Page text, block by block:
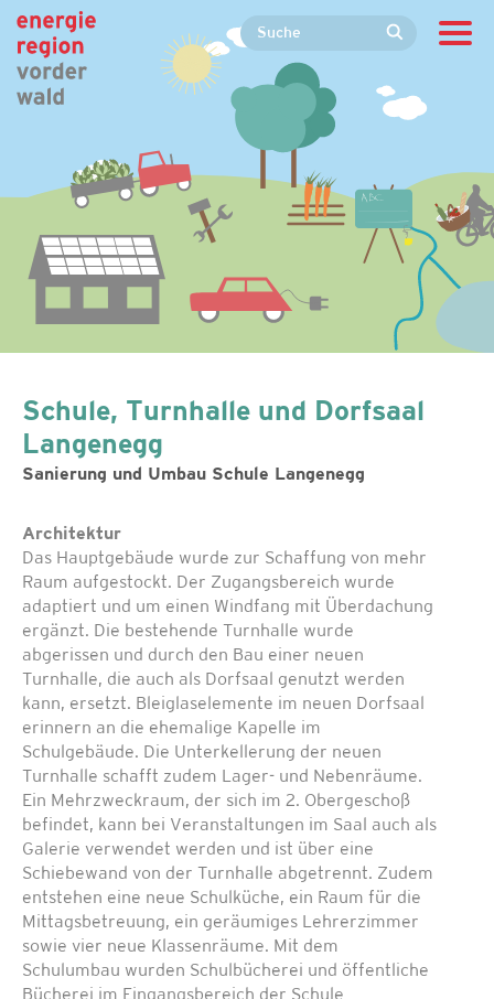
Schule, Turnhalle und Dorfsaal
Langenegg
Sanierung und Umbau Schule Langenegg
Architektur
Das Hauptgebäude wurde zur Schaffung von mehr
Raum aufgestockt. Der Zugangsbereich wurde
adaptiert und um einen Windfang mit Überdachung
ergänzt. Die bestehende Turnhalle wurde
abgerissen und durch den Bau einer neuen
Turnhalle, die auch als Dorfsaal genutzt werden
kann, ersetzt. Bleiglaselemente im neuen Dorfsaal
erinnern an die ehemalige Kapelle im
Schulgebäude. Die Unterkellerung der neuen
Turnhalle schafft zudem Lager- und Nebenräume.
Ein Mehrzweckraum, der sich im 2. Obergeschoß
befindet, kann bei Veranstaltungen im Saal auch als
Galerie verwendet werden und ist über eine
Schiebewand von der Turnhalle abgetrennt. Zudem
entstehen eine neue Schulküche, ein Raum für die
Mittagsbetreuung, ein geräumiges Lehrerzimmer
sowie vier neue Klassenräume. Mit dem
Schulumbau wurden Schulbücherei und öffentliche